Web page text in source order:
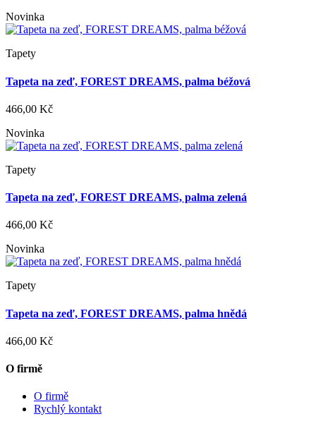
Novinka
Tapety
Tapeta na zeď, FOREST DREAMS, palma béžová
466,00 Kč
Novinka
Tapety
Tapeta na zeď, FOREST DREAMS, palma zelená
466,00 Kč
Novinka
Tapety
Tapeta na zeď, FOREST DREAMS, palma hnědá
466,00 Kč
O firmě
O firmě
Rychlý kontakt